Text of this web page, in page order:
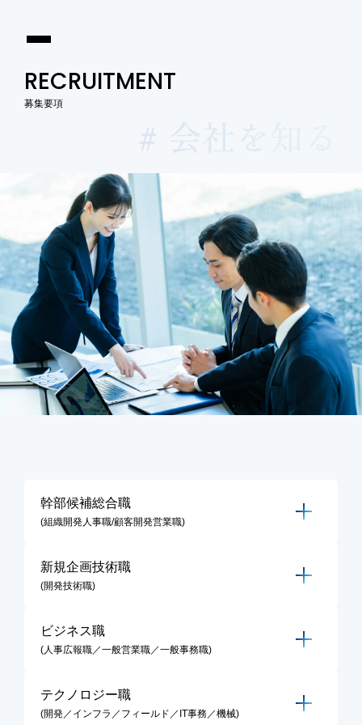
RECRUITMENT
募集要項
# 会社を知る
幹部候補総合職
(組織開発人事職/顧客開発営業職)
新規企画技術職
(開発技術職)
ビジネス職
(人事広報職／一般営業職／一般事務職)
テクノロジー職
(開発／インフラ／フィールド／IT事務／機械)